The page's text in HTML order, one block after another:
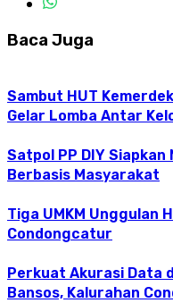
Baca Juga
Sambut HUT
Gelar Lomba Antar
Satpol PP DIY Siapkan
Berbasis Masyarakat
Tiga UMKM Unggulan
Condongcatur
Perkuat Akurasi Data
Bansos, Kalurahan